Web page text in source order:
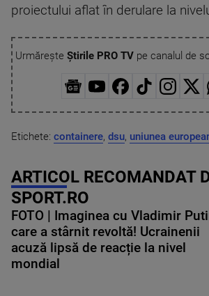
proiectului aflat în derulare la
Urmărește Știrile PRO TVpe canalul de
Etichete: containere, dsu, uniunea
ARTICOL RECOMANDAT
SPORT.RO
FOTO | Imaginea cu Vladimir
care a stârnit revoltă! Ucrainenii
acuză lipsă de reacție la nivel
mondial